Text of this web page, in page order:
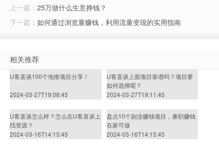
上一篇： 25万做什么生意挣钱？
下一篇： 如何通过浏览量赚钱，利用流量变现的实用指南
相关推荐
U客直谈100个地推项目分享！
2024-03-27T19:08:45
U客直谈上面项目靠谱吗？项目要
如何选择呢？
2024-03-27T19:11:45
U客直谈怎么样？怎么在U客直谈上
找资源？
2024-03-16T14:15:45
盘点10个副业赚钱项目，兼职赚钱
在家可做
2024-03-16T14:15:45